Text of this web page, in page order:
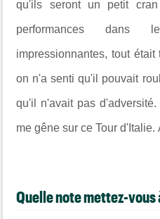
qu'ils seront un petit
performances dans
impressionnantes, tout
on n'a senti qu'il pouvait
qu'il n'avait pas
me gêne sur ce Tour
Quelle note mettez-vous